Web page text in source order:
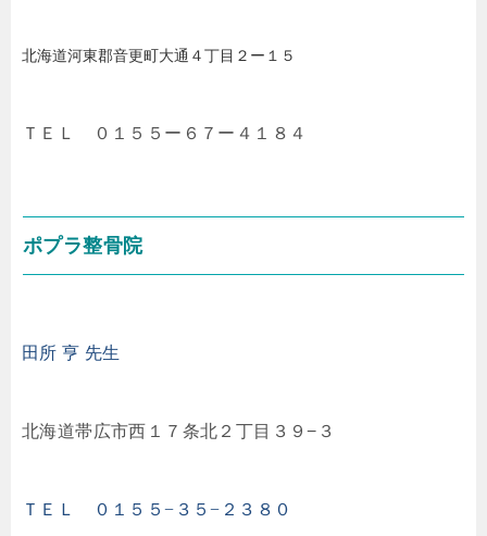
北海道河東郡音更町大通４丁目２ー１５
ＴＥＬ ０１５５ー６７ー４１８４
ポプラ整骨院
田所 亨 先生
北海道帯広市西１７条北２丁目３９−３
ＴＥＬ ０１５５−３５−２３８０